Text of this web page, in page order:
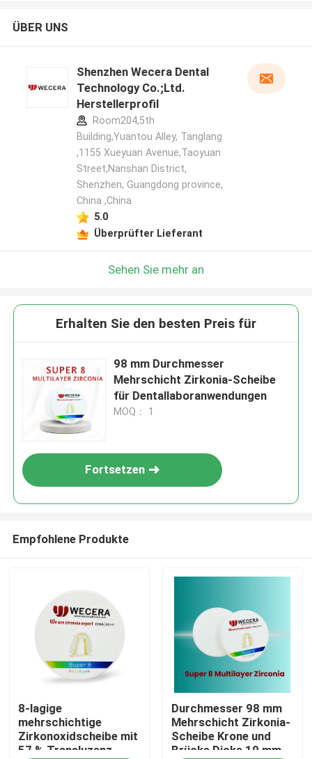
Zu Hause
Produkte
Videos
ÜBER UNS
Shenzhen Wecera Dental
Technology Co.;Ltd.
Herstellerprofil
Room204,5th
Building,Yuantou Alley, Tanglang
,1155 Xueyuan Avenue,Taoyuan
Street,Nanshan District,
Shenzhen, Guangdong province,
China ,China
5.0
Überprüfter Lieferant
Sehen Sie mehr an
Erhalten Sie den besten Preis für
98 mm Durchmesser
Mehrschicht Zirkonia-Scheibe
für Dentallaboranwendungen
MOQ： 1
Fortsetzen
Empfohlene Produkte
8-lagige
mehrschichtige
Zirkonoxidscheibe mit
57 % Transluzenz,
Durchmesser 98 mm
Mehrschicht Zirkonia-
Scheibe Krone und
Brücke Dicke 10 mm